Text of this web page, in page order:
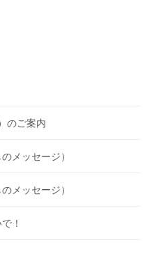
のご案内
メッセージ）
メッセージ）
！